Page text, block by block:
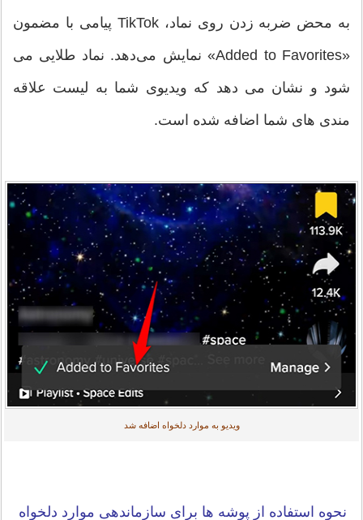
به محض ضربه زدن روی نماد، TikTok پیامی با مضمون
«Added to Favorites» نمایش می‌دهد. نماد طلایی می
شود و نشان می دهد که ویدیوی شما به لیست علاقه
مندی های شما اضافه شده است.
ویدیو به موارد دلخواه اضافه شد
نحوه استفاده از پوشه ها برای سازماندهی موارد دلخواه